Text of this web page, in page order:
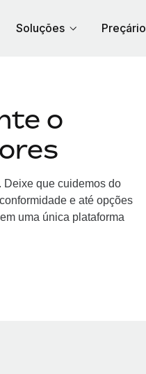
Soluções Preçário
o
que cuidemos do
e até opções
uma única plataforma